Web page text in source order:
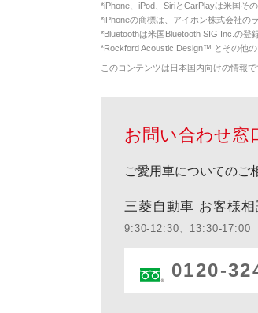
*iPhone、iPod、SiriとCarPlayは米国そ
*iPhoneの商標は、アイホン株式会社の
*Bluetoothは米国Bluetooth SIG Inc.の登
*Rockford Acoustic Design™ とその他
このコンテンツは日本国内向けの情報
お問い合わせ窓
ご愛用車についてのご
三菱自動車 お客様
9:30-12:30、13:30-17:00
0120-